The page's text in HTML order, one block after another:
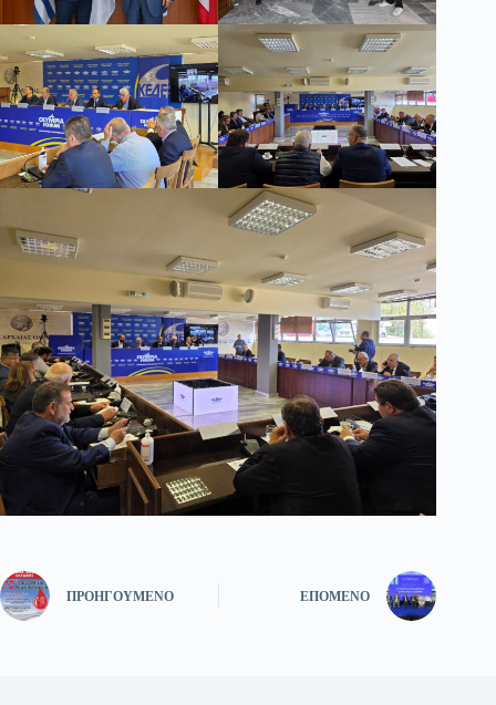
ΠΡΟΗΓΟΎΜΕΝΟ ΕΠΌΜΕΝΟ